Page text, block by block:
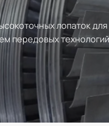
лопаток для
передовых